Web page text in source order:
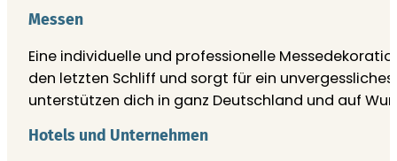
Messen
Eine individuelle und professionelle
den letzten Schliff und sorgt für ein
unterstützen dich in ganz Deutschland und auf
Hotels und Unternehmen